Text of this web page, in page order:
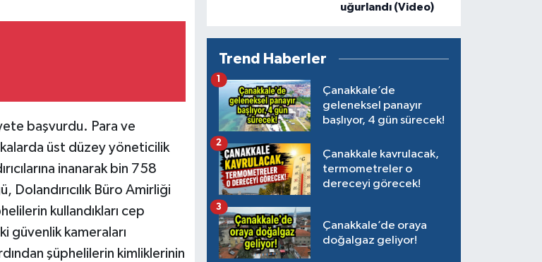
başvurdu. Para ve
üst düzey yöneticilik
inanarak bin 758
Dolandırıcılık Büro Amirliği
kullandıkları cep
güvenlik kameraları
şüphelilerin kimliklerinin
uğurlandı (Video)
Trend Haberler
Çanakkale’de
geleneksel panayır
başlıyor, 4 gün sürecek!
1
Çanakkale kavrulacak,
termometreler o
dereceyi görecek!
2
Çanakkale’de oraya
doğalgaz geliyor!
3